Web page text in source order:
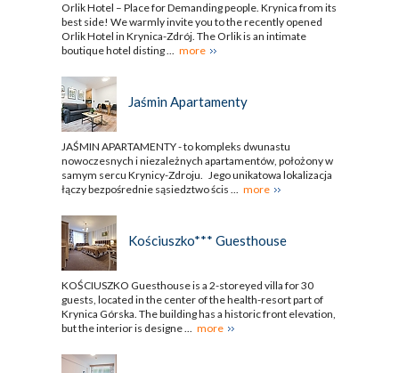
Orlik Hotel – Place for Demanding people. Krynica from its
best side! We warmly invite you to the recently opened
Orlik Hotel in Krynica-Zdrój. The Orlik is an intimate
boutique hotel disting ... more
Jaśmin Apartamenty
JAŚMIN APARTAMENTY - to kompleks dwunastu
nowoczesnych i niezależnych apartamentów, położony w
samym sercu Krynicy-Zdroju. Jego unikatowa lokalizacja
łączy bezpośrednie sąsiedztwo ścis ... more
Kościuszko*** Guesthouse
KOŚCIUSZKO Guesthouse is a 2-storeyed villa for 30
guests, located in the center of the health-resort part of
Krynica Górska. The building has a historic front elevation,
but the interior is designe ... more